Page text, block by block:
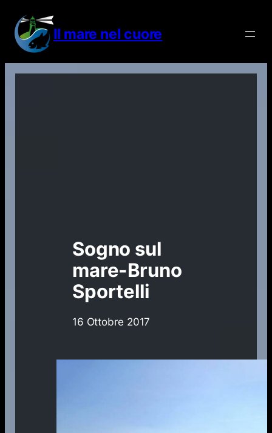
contenuto
Il mare nel cuore
Sogno sul
mare-Bruno
Sportelli
16 Ottobre 2017